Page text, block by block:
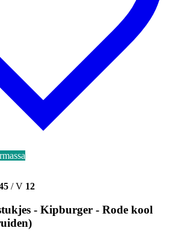
/ V 12
- Kipburger - Rode kool